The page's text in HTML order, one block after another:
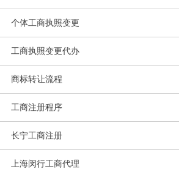
个体工商执照变更
工商执照变更代办
商标转让流程
工商注册程序
长宁工商注册
上海闵行工商代理